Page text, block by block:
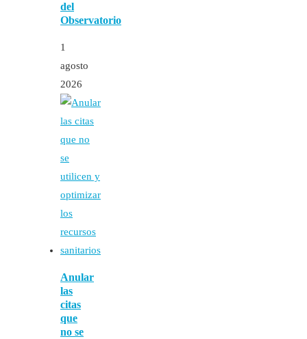
del
Observatorio
1
agosto
2026
Anular
las
citas
que
no se